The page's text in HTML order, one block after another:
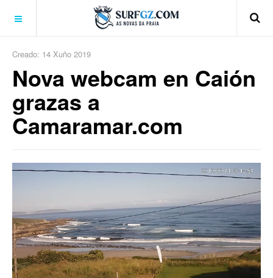
Creado: 14 Xuño 2019
Nova webcam en Caión
grazas a
Camaramar.com